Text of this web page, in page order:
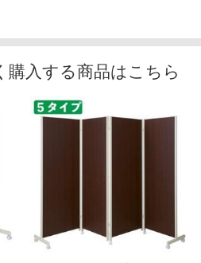
購入する商品はこちら